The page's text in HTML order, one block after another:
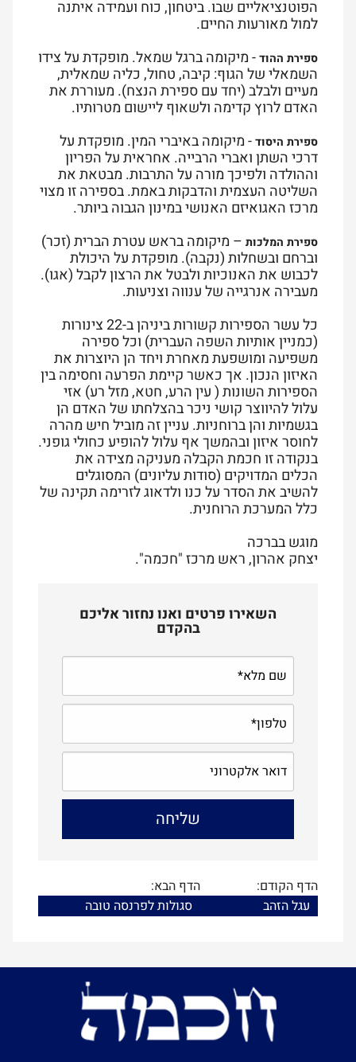
הפוטנציאליים שבו. ביטחון, כוח ועמידה איתנה
למול מאורעות החיים.
ספירת ההוד- מיקומה ברגל שמאל. מופקדת על צידו
השמאלי של הגוף: קיבה, טחול, כליה שמאלית,
מעיים ולבלב (יחד עם ספירת הנצח). מעוררת את
האדם לרוץ קדימה ולשאוף ליישום מטרותיו.
ספירת היסוד- מיקומה באיברי המין. מופקדת על
דרכי השתן ואברי הרבייה. אחראית על הפריון
וההולדה ולפיכך מורה על התרבות. מבטאת את
השליטה העצמית והדבקות באמת. בספירה זו מצוי
מרכז האגואיזם האנושי במינון הגבוה ביותר.
ספירת המלכות – מיקומה בראש עטרת הברית (זכר)
וברחם ובשחלות (נקבה). מופקדת על היכולת
לכבוש את האנוכיות ולבטל את הרצון לקבל (אגו).
מעבירה אנרגייה של ענווה וצניעות.
כל עשר הספירות קשורות ביניהן ב-22 צינורות
(כמניין אותיות השפה העברית) וכל ספירה
משפיעה ומושפעת מאחרת ויחד הן היוצרות את
האיזון הנכון. אך כאשר קיימת הפרעה וחסימה בין
הספירות השונות ( עין הרע, חטא, מזל רע) אזי
עלול להיווצר קושי ניכר בהצלחתו של האדם הן
בגשמיות והן ברוחניות. עניין זה מוביל חיש מהרה
לחוסר איזון ובהמשך אף עלול להופיע כחולי גופני.
בנקודה זו חכמת הקבלה מעניקה מצידה את
הכלים המדויקים (סודות עליונים) המסוגלים
להשיב את הסדר על כנו ולדאוג לזרימה תקינה של
כלל המערכת הרוחנית.
מוגש בברכה
יצחק אהרון, ראש מרכז "חכמה".
השאירו פרטים ואנו נחזור אליכם
בהקדם
הדף הקודם:
עגל הזהב
הדף הבא:
סגולות לפרנסה טובה